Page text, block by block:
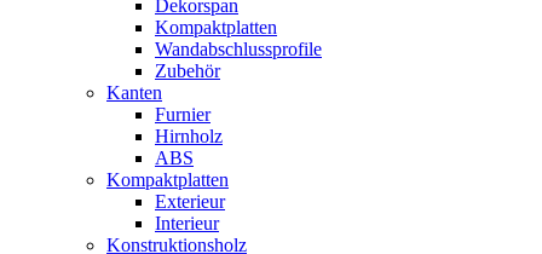
Dekorspan
Kompaktplatten
Wandabschlussprofile
Zubehör
Kanten
Furnier
Hirnholz
ABS
Kompaktplatten
Exterieur
Interieur
Konstruktionsholz